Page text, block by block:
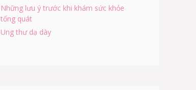
Những lưu ý trước khi khám sức khỏe
tổng quát
Ung thư dạ dày